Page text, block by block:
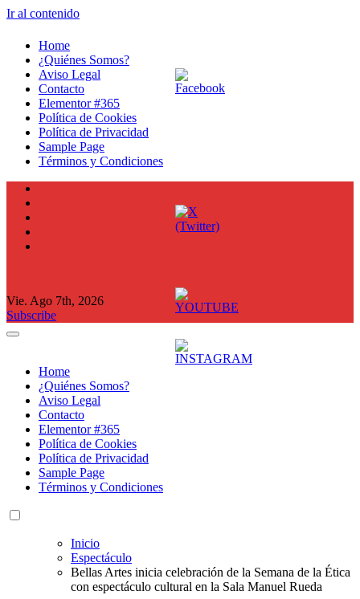
Ir al contenido
Home
¿Quiénes Somos?
Aviso Legal
Contacto
Elementor #365
Política de Cookies
Política de Privacidad
Sample Page
Términos y Condiciones
Vie. Ago 7th, 2026
Subscribe
Home
¿Quiénes Somos?
Aviso Legal
Contacto
Elementor #365
Política de Cookies
Política de Privacidad
Sample Page
Términos y Condiciones
Inicio
Espectáculo
Bellas Artes inicia celebración de la Semana de la Ética
con espectáculo cultural en la Sala Manuel Rueda